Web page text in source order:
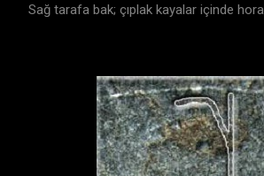
Sağ tarafa bak; çıplak kayalar içinde